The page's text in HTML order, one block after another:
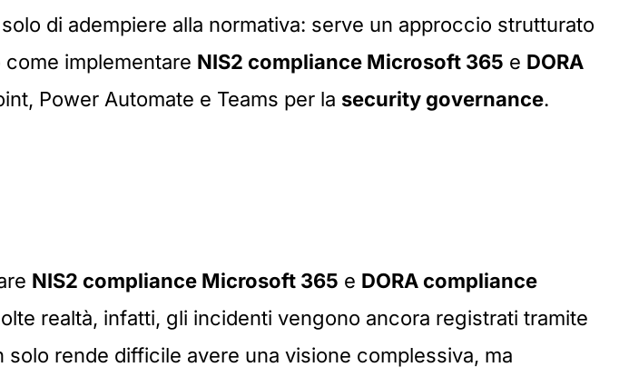
di adempiere alla normativa: serve un approccio strutturato
implementare NIS2 compliance Microsoft 365 e DORA
Power Automate e Teams per la security governance.
NIS2 compliance Microsoft 365 e DORA compliance
realtà, infatti, gli incidenti vengono ancora registrati tramite
rende difficile avere una visione complessiva, ma